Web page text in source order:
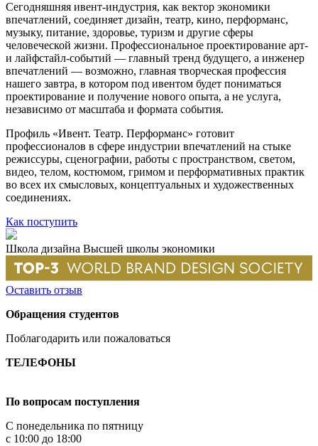
Сегодняшняя ивент-индустрия, как вектор экономики
впечатлений, соединяет дизайн, театр, кино, перформанс,
музыку, питание, здоровье, туризм и другие сферы
человеческой жизни. Профессиональное проектирование арт-
и лайфстайл-событий — главный тренд будущего, а инженер
впечатлений — возможно, главная творческая профессия
нашего завтра, в котором под ивентом будет пониматься
проектирование и получение нового опыта, а не услуга,
независимо от масштаба и формата события.
Профиль «Ивент. Театр. Перформанс» готовит
профессионалов в сфере индустрии впечатлений на стыке
режиссуры, сценографии, работы с пространством, светом,
видео, телом, костюмом, гримом и перформативных практик
во всех их смысловых, концептуальных и художественных
соединениях.
Как поступить
Школа дизайна Высшей школы экономики
Оставить отзыв
Обращения студентов
Поблагодарить или пожаловаться
ТЕЛЕФОНЫ
По вопросам поступления
С понедельника по пятницу
с 10:00 до 18:00